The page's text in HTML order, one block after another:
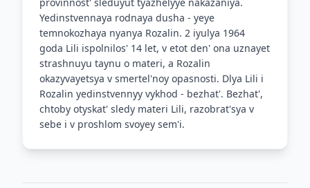
Yedinstvennaya rodnaya dusha - yeye
temnokozhaya nyanya Rozalin. 2 iyulya 1964
goda Lili ispolnilos' 14 let, v etot den' ona uznayet
strashnuyu taynu o materi, a Rozalin
okazyvayetsya v smertel'noy opasnosti. Dlya Lili i
Rozalin yedinstvennyy vykhod - bezhat'. Bezhat',
chtoby otyskat' sledy materi Lili, razobrat'sya v
sebe i v proshlom svoyey sem'i.